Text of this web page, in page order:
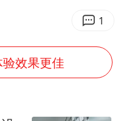
车”民进党当局怕什么
1
效果更佳